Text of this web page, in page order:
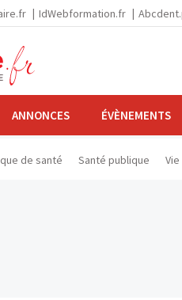
IdWebformation.fr
ANNONCES ÉVÈNEMENTS
de santé Santé publique